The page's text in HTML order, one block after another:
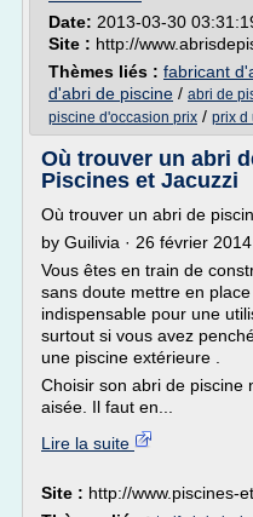
Date: 2013-03-30
Site : http://
Thèmes liés : fabricant
d'abri de piscine / abri de
piscine d'occasion prix / prix d
Où trouver un abri
Piscines et Jacuzzi
Où trouver un abri de
by Guilivia · 26 février 2014
Vous êtes en train de
sans doute mettre en
indispensable pour une
surtout si vous avez
une piscine extérieure .
Choisir son abri de piscine
aisée. Il faut en...
Lire la suite
Site : http://www.piscines-